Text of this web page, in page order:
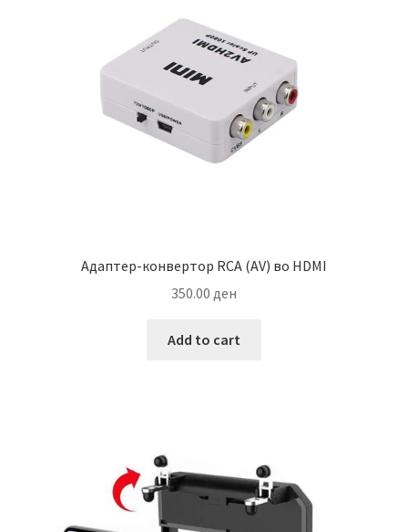
Адаптер-конвертор RCA (AV) во HDMI
350.00 ден
Add to cart